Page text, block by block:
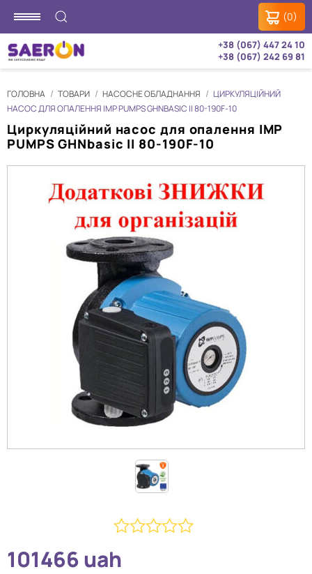
(0)
+38 (067) 447 24 10
+38 (067) 242 69 81
ГОЛОВНА ТОВАРИ НАСОСНЕ ОБЛАДНАННЯ
ЦИРКУЛЯЦІЙНИЙ
НАСОС ДЛЯ ОПАЛЕННЯ IMP PUMPS GHNBASIC II 80-190F-10
Циркуляційний насос для опалення IMP
PUMPS GHNbasic II 80-190F-10
0
з
101466uah